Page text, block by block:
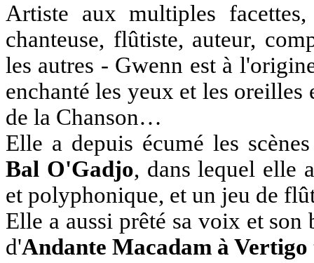
Artiste aux multiples
chanteuse, flûtiste, auteur,
les autres - Gwenn est à
enchanté les yeux et les
de la Chanson…
Elle a depuis écumé les
Bal O'Gadjo, dans lequel elle
et polyphonique, et un jeu de
Elle a aussi prêté sa voix et son
d'Andante Macadam à